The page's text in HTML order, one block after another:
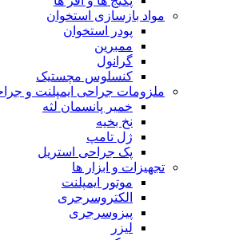
مواد بازسازی استخوان
پودر استخوان
ممبرین
گرانول
کنسلوس مچستیک
ملزومات جراحی ایمپلنت و
خمیر پانسمان لثه
نخ بخیه
ژل تامپ
پک جراحی استریل
تجهیزات و ابزار ها
موتور ایمپلنت
الکتروسرجری
پیزوسرجری
لیزر